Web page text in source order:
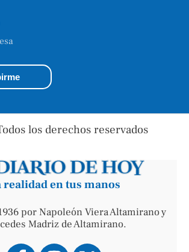
los derechos reservados
realidad en tus manos
por Napoleón Viera Altamirano y
Madriz de Altamirano.